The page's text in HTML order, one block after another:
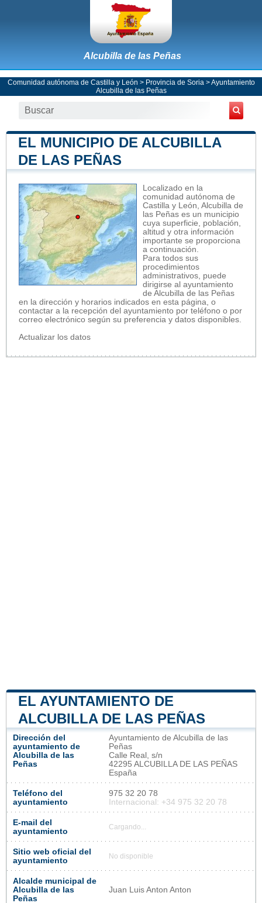
Alcubilla de las Peñas
Comunidad autónoma de Castilla y León > Provincia de Soria >Ayuntamiento
Alcubilla de las Peñas
EL MUNICIPIO DE ALCUBILLA
DE LAS PEÑAS
Localizado en la
comunidad autónoma de
Castilla y León, Alcubilla de
las Peñas es un municipio
cuya superficie, población,
altitud y otra información
importante se proporciona
a continuación.
Para todos sus
procedimientos
administrativos, puede
dirigirse al ayuntamiento
de Alcubilla de las Peñas
en la dirección y horarios indicados en esta página, o
contactar a la recepción del ayuntamiento por teléfono o por
correo electrónico según su preferencia y datos disponibles.
Actualizar los datos
EL AYUNTAMIENTO DE
ALCUBILLA DE LAS PEÑAS
Dirección del
ayuntamiento de
Alcubilla de las
Peñas
Ayuntamiento de Alcubilla de las
Peñas
Calle Real, s/n
42295 ALCUBILLA DE LAS PEÑAS
España
Teléfono del
ayuntamiento
975 32 20 78
Internacional: +34 975 32 20 78
E-mail del
ayuntamiento
Cargando...
Sitio web oficial del
ayuntamiento
No disponible
Alcalde municipal de
Alcubilla de las
Peñas
Juan Luis Anton Anton